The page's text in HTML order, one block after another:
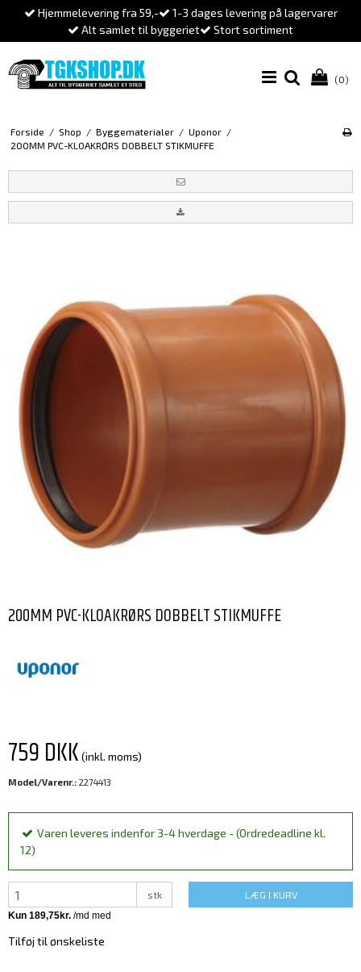
Hjemmelevering fra 59,-
1-3 dages levering på lagervarer
Alt samlet til byggeriet
Stort sortiment
(0)
Forside / Shop / Byggematerialer / Uponor /
200MM PVC-KLOAKRØRS DOBBELT STIKMUFFE
200MM PVC-KLOAKRØRS DOBBELT STIKMUFFE
759 DKK (inkl. moms)
Model/Varenr.: 2274413
Varen leveres indenfor 3-4 hverdage - (Ordredeadline kl.
12)
stk LÆG I KURV
Tilføj til ønskeliste